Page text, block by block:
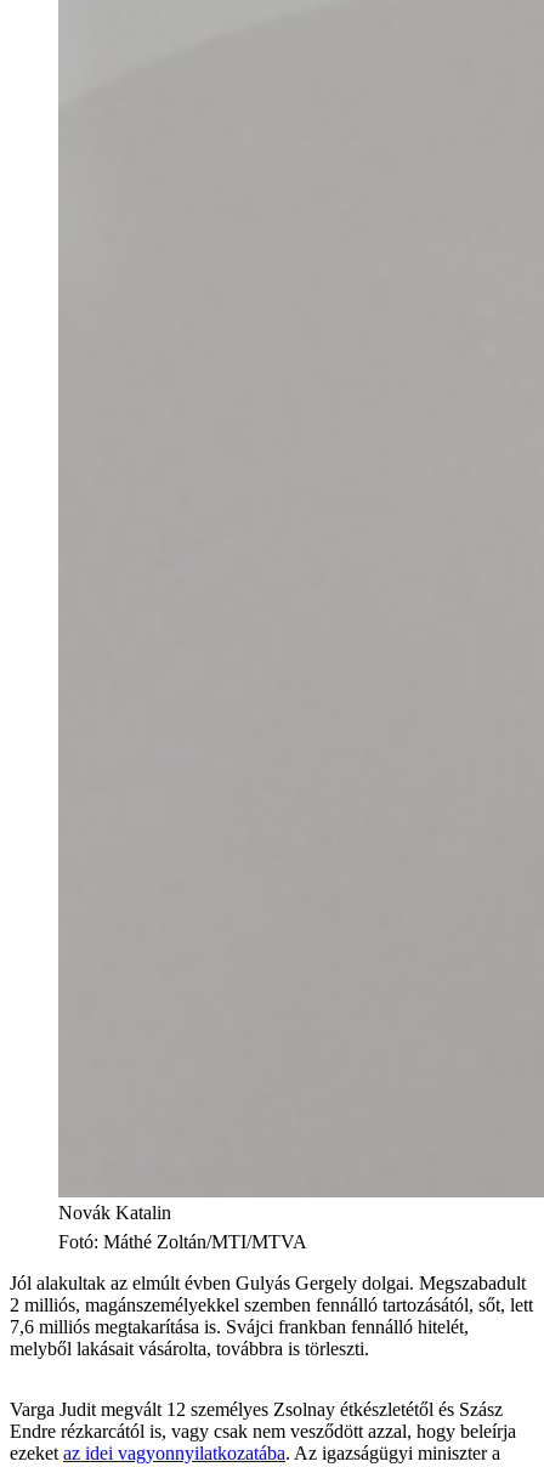
Novák Katalin
Fotó: Máthé Zoltán/MTI/MTVA
Jól alakultak az elmúlt évben Gulyás Gergely dolgai. Megszabadult
2 milliós, magánszemélyekkel szemben fennálló tartozásától, sőt, lett
7,6 milliós megtakarítása is. Svájci frankban fennálló hitelét,
melyből lakásait vásárolta, továbbra is törleszti.
Varga Judit megvált 12 személyes Zsolnay étkészletétől és Szász
Endre rézkarcától is, vagy csak nem vesződött azzal, hogy beleírja
ezeket az idei vagyonnyilatkozatába. Az igazságügyi miniszter a